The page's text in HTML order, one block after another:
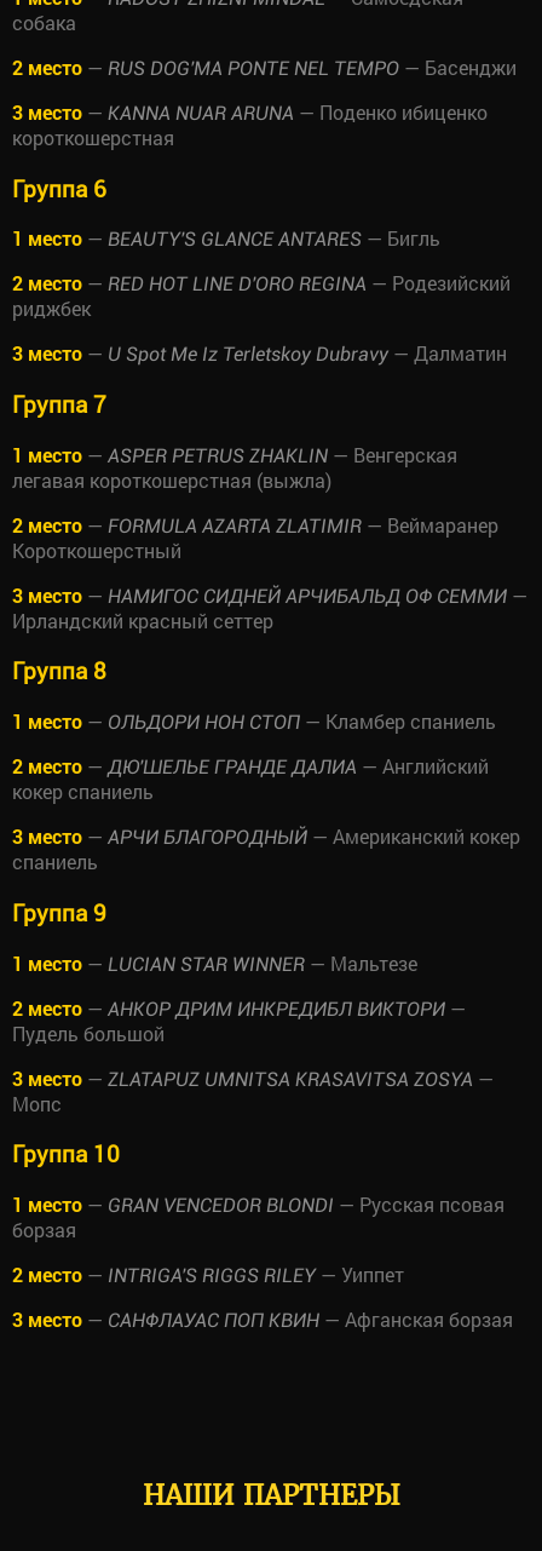
собака
2 место — RUS DOG'MA PONTE NEL TEMPO — Басенджи
3 место — KANNA NUAR ARUNA — Поденко ибиценко
короткошерстная
Группа 6
1 место — BEAUTY'S GLANCE ANTARES — Бигль
2 место — RED HOT LINE D'ORO REGINA — Родезийский
риджбек
3 место — U Spot Me Iz Terletskoy Dubravy — Далматин
Группа 7
1 место — ASPER PETRUS ZHAKLIN — Венгерская
легавая короткошерстная (выжла)
2 место — FORMULA AZARTA ZLATIMIR — Веймаранер
Короткошерстный
3 место — НАМИГОС СИДНЕЙ АРЧИБАЛЬД ОФ СЕММИ —
Ирландский красный сеттер
Группа 8
1 место — ОЛЬДОРИ НОН СТОП — Кламбер спаниель
2 место — ДЮ'ШЕЛЬЕ ГРАНДЕ ДАЛИА — Английский
кокер спаниель
3 место — АРЧИ БЛАГОРОДНЫЙ — Американский кокер
спаниель
Группа 9
1 место — LUCIAN STAR WINNER — Мальтезе
2 место — АНКОР ДРИМ ИНКРЕДИБЛ ВИКТОРИ —
Пудель большой
3 место — ZLATAPUZ UMNITSA KRASAVITSA ZOSYA —
Мопс
Группа 10
1 место — GRAN VENCEDOR BLONDI — Русская псовая
борзая
2 место — INTRIGA'S RIGGS RILEY— Уиппет
3 место — САНФЛАУАС ПОП КВИН — Афганская борзая
НАШИ ПАРТНЕРЫ